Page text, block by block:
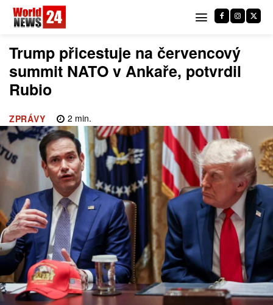
Trump přicestuje na červencový
summit NATO v Ankaře, potvrdil
Rubio
ZPRÁVY 2 min.